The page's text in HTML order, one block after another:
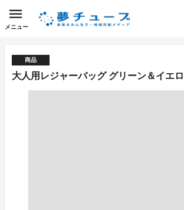
メニュー
商品
大人用レジャーバッグ グリーン＆イエ